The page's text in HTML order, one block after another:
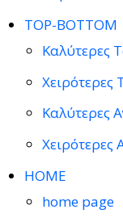
TOP-BOTTOM
Καλύτερες
Χειρότερες
Καλύτερες
Χειρότερες
HOME
home page